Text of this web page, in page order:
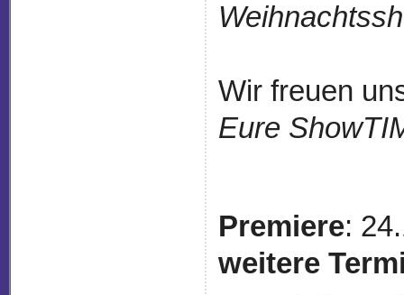
Wir freuen
Eure
Premiere:
weitere